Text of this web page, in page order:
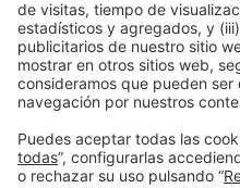
Colaboradores